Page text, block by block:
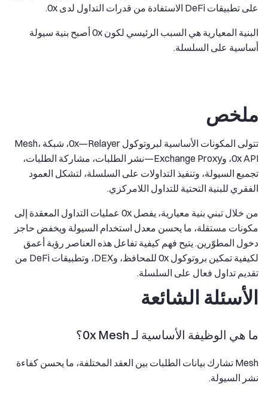
على تطبيقات DeFi الاستفادة من قدرات التداول لدى 0x.
البنية المعيارية هي السبب الرئيسي لكون 0x أصبح بنية سيولة
أساسية على السلسلة.
ملخص
تتولى المكونات الأساسية لبروتوكول 0x—Relayer، شبكة Mesh،
0x API، وExchange Proxy—نشر الطلبات، مشاركة الطلبات،
تجميع السيولة، وتنفيذ التداولات على السلسلة، لتشكل العمود
الفقري للبنية التحتية للتداول اللامركزي.
من خلال تبني بنية معيارية، يفصل 0x عمليات التداول المعقدة إلى
مكونات مستقلة، ما يحسن معدل استخدام السيولة ويخفض حاجز
دخول المطوّرين. يتيح فهم كيفية تفاعل هذه العناصر رؤية أعمق
لكيفية تمكين بروتوكول 0x للمحافظ، وDEX، وتطبيقات DeFi من
تقديم تداول فعال على السلسلة.
الأسئلة الشائعة
ما هي الوظيفة الأساسية لـ 0x Mesh؟
Mesh تشارك بيانات الطلبات بين العقد المختلفة، ما يحسن كفاءة
نشر السيولة.